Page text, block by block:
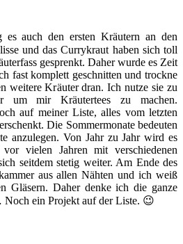
es auch den ersten Kräutern an den
und das Currykraut haben sich toll
gesprenkt. Daher wurde es Zeit
fast komplett geschnitten und trockne
weitere Kräuter dran. Ich nutze sie zu
um mir Kräutertees zu machen.
auf meiner Liste, alles vom letzten
Die Sommermonate bedeuten
anzulegen. Von Jahr zu Jahr wird es
vielen Jahren mit verschiedenen
seitdem stetig weiter. Am Ende des
aus allen Nähten und ich weiß
Gläsern. Daher denke ich die ganze
ein Projekt auf der Liste. 😉